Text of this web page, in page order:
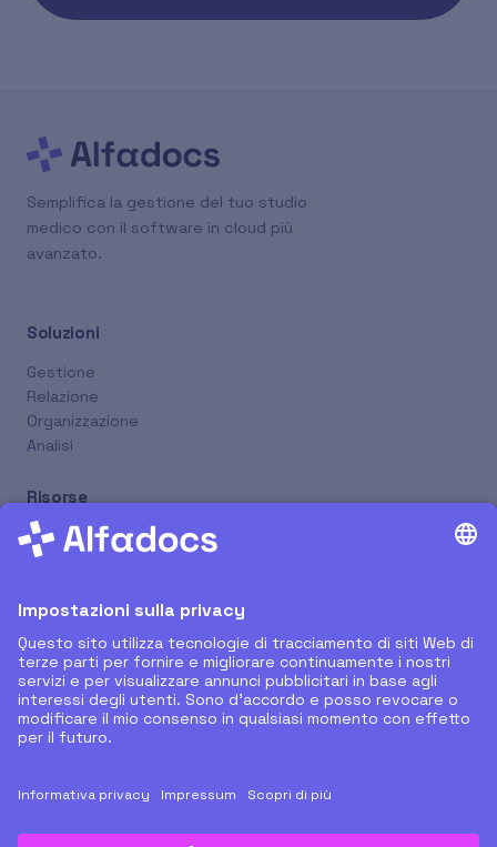
Semplifica la gestione del tuo studio
medico con il software in cloud più
avanzato.
Soluzioni
Gestione
Relazione
Organizzazione
Analisi
Risorse
Nuovi Rilasci
Supporto Remoto
Blog
Prenota Online
Azienda
Chi Siamo
Partner
Contatti